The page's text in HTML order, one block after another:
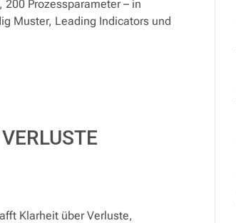
200 Prozessparameter – in
Muster, Leading Indicators und
Klarheit über Verluste,